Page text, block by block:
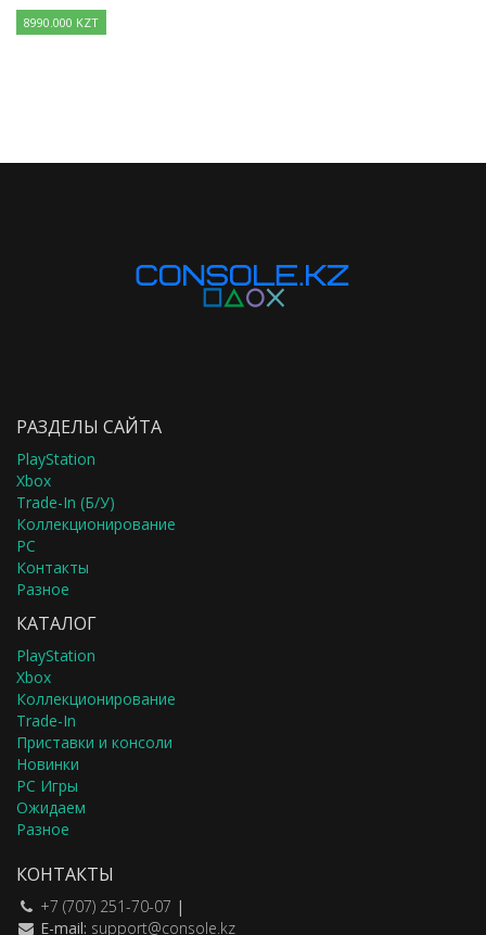
8990.000 KZT
РАЗДЕЛЫ САЙТА
PlayStation
Xbox
Trade-In (Б/У)
Коллекционирование
PC
Контакты
Разное
КАТАЛОГ
PlayStation
Xbox
Коллекционирование
Trade-In
Приставки и консоли
Новинки
PC Игры
Ожидаем
Разное
КОНТАКТЫ
+7 (707) 251-70-07 |
E-mail: support@console.kz